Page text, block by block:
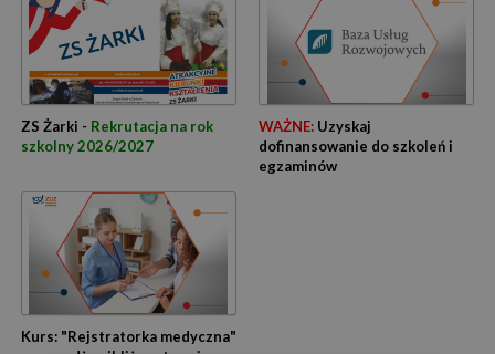
ZS Żarki - Rekrutacja na rok
szkolny 2026/2027
WAŻNE:Uzyskaj
dofinansowanie do szkoleń i
egzaminów
Kurs: "Rejstratorka medyczna"